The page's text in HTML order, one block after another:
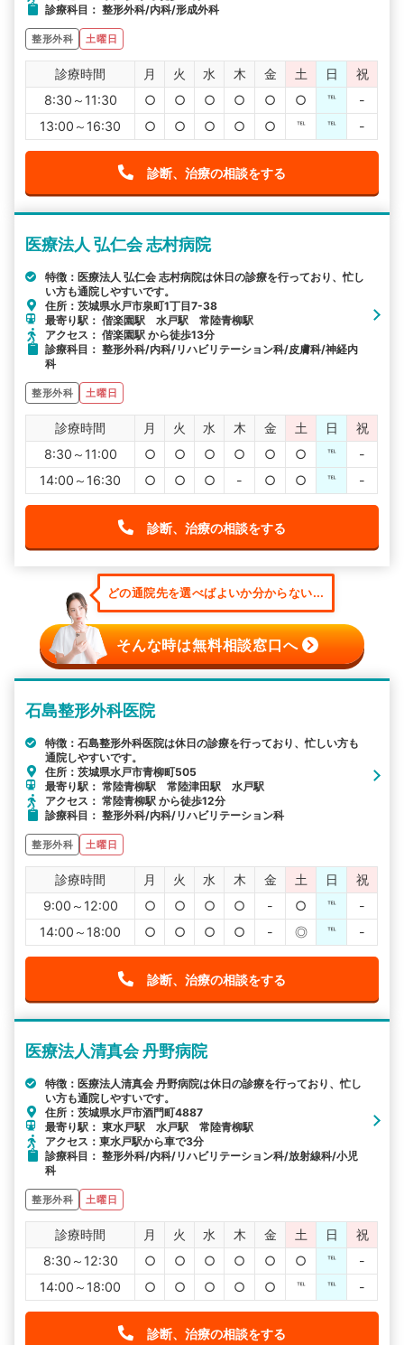
診療科目： 整形外科/内科/形成外科
整形外科 土曜日
診療時間 月 火 水 木 金 土 日
祝
8:30～11:30
○ ○ ○ ○ ○ ○ ℡
-
13:00～16:30
○ ○ ○ ○ ○ ℡ ℡ -
診断、治療の相談をする
医療法人 弘仁会 志村病院
特徴：医療法人 弘仁会 志村病院は休日の診療を行っており、忙し
い方も通院しやすいです。
住所：茨城県水戸市泉町1丁目7-38
最寄り駅： 偕楽園駅 水戸駅 常陸青柳駅
アクセス： 偕楽園駅 から徒歩13分
診療科目： 整形外科/内科/リハビリテーション科/皮膚科/神経内
科
整形外科 土曜日
診療時間 月 火 水 木 金 土 日
祝
8:30～11:00
○ ○ ○ ○ ○ ○ ℡
-
14:00～16:30
○ ○ ○ - ○ ○ ℡ -
診断、治療の相談をする
どの通院先を選べばよいか分からない...
そんな時は無料相談窓口へ
石島整形外科医院
特徴：石島整形外科医院は休日の診療を行っており、忙しい方も
通院しやすいです。
住所：茨城県水戸市青柳町505
最寄り駅： 常陸青柳駅 常陸津田駅 水戸駅
アクセス： 常陸青柳駅 から徒歩12分
診療科目： 整形外科/内科/リハビリテーション科
整形外科 土曜日
診療時間 月 火 水 木 金 土 日
祝
9:00～12:00
○ ○ ○ ○ - ○ ℡
-
14:00～18:00
○ ○ ○ ○ - ◎ ℡ -
診断、治療の相談をする
医療法人清真会 丹野病院
特徴：医療法人清真会 丹野病院は休日の診療を行っており、忙し
い方も通院しやすいです。
住所：茨城県水戸市酒門町4887
最寄り駅： 東水戸駅 水戸駅 常陸青柳駅
アクセス：東水戸駅から車で3分
診療科目： 整形外科/内科/リハビリテーション科/放射線科/小児
科
整形外科 土曜日
診療時間 月 火 水 木 金 土 日
祝
8:30～12:30
○ ○ ○ ○ ○ ○ ℡
-
14:00～18:00
○ ○ ○ ○ ○ ℡ ℡ -
診断、治療の相談をする